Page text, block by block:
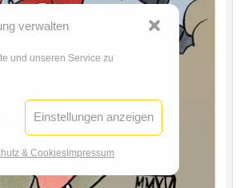
verwalten
und unseren Service zu
Einstellungen anzeigen
& CookiesImpressum